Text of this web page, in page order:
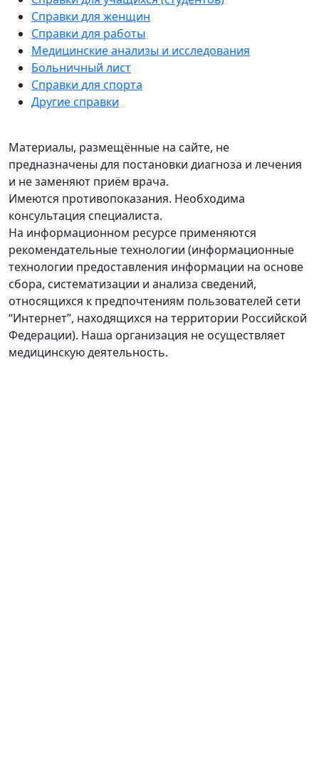
Справки для женщин
Справки для работы
Медицинские анализы и исследования
Больничный лист
Справки для спорта
Другие справки
Материалы, размещённые на сайте, не
предназначены для постановки диагноза и лечения
и не заменяют приём врача.
Имеются противопоказания. Необходима
консультация специалиста.
На информационном ресурсе применяются
рекомендательные технологии (информационные
технологии предоставления информации на основе
сбора, систематизации и анализа сведений,
относящихся к предпочтениям пользователей сети
“Интернет”, находящихся на территории Российской
Федерации). Наша организация не осуществляет
медицинскую деятельность.